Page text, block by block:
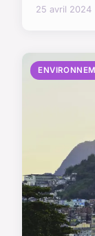
25 avril 2024